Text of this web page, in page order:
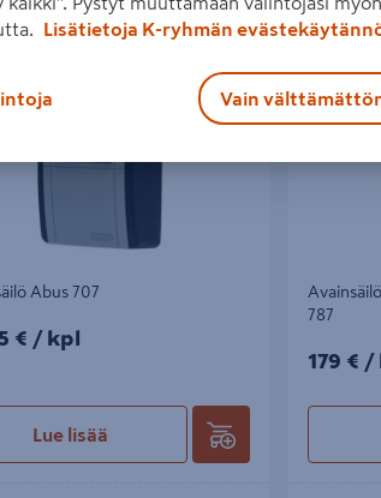
20 tuotetta
Abus 707
kpl
€ / kpl
Lue lisää
Avainsäilö
787
179€/
179 € /
Lisätietoja K-ryhmän
Vain